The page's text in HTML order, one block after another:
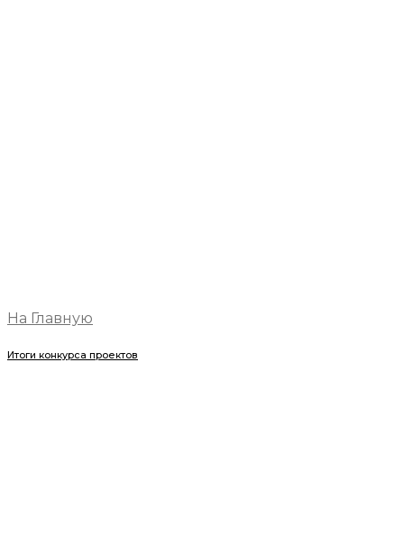
На Главную
Итоги конкурса проектов